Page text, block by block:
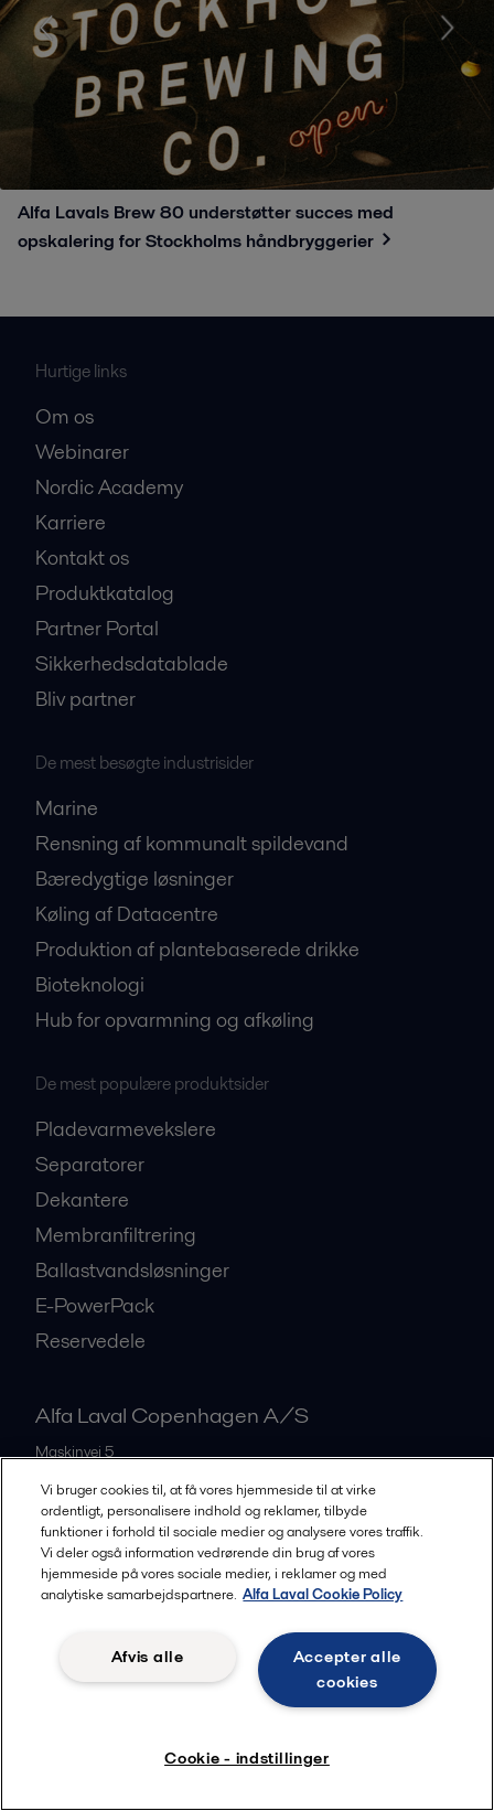
Alfa Lavals Brew 80 understøtter succes med
opskalering for Stockholms håndbryggerier
Hurtige links
Om os
Webinarer
Nordic Academy
Karriere
Kontakt os
Produktkatalog
Partner Portal
Sikkerhedsdatablade
Bliv partner
De mest besøgte industrisider
Marine
Rensning af kommunalt spildevand
Bæredygtige løsninger
Køling af Datacentre
Produktion af plantebaserede drikke
Bioteknologi
Hub for opvarmning og afkøling
De mest populære produktsider
Pladevarmevekslere
Separatorer
Dekantere
Membranfiltrering
Ballastvandsløsninger
E-PowerPack
Reservedele
Alfa Laval Copenhagen A/S
Maskinvej 5
2860 Søborg
Denmark
+45 39 53 60 00
All offices and partners
Legal terms and conditions
Vi bruger cookies til, at få vores hjemmeside til at virke
ordentligt, personalisere indhold og reklamer, tilbyde
funktioner i forhold til sociale medier og analysere vores traffik.
Vi deler også information vedrørende din brug af vores
hjemmeside på vores sociale medier, i reklamer og med
analytiske samarbejdspartnere. Alfa Laval Cookie Policy
Accepter alle
cookies
Afvis alle
Cookie - indstillinger